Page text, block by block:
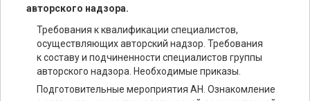
авторского надзора.
Требования к квалификации специалистов,
осуществляющих авторский надзор. Требования
к составу и подчиненности специалистов группы
авторского надзора. Необходимые приказы.
Подготовительные мероприятия АН. Ознакомление